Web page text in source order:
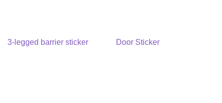
3-legged barrier sticker Door Sticker